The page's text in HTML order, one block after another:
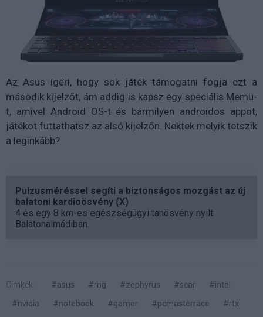
Az Asus ígéri, hogy sok játék támogatni fogja ezt a
második kijelzőt, ám addig is kapsz egy speciális Memu-
t, amivel Android OS-t és bármilyen androidos appot,
játékot futtathatsz az alsó kijelzőn. Nektek melyik tetszik
a leginkább?
Pulzusméréssel segíti a biztonságos mozgást az új
balatoni kardioösvény (X)
4 és egy 8 km-es egészségügyi tanösvény nyílt
Balatonalmádiban.
Címkék: #asus #rog #zephyrus #scar
#intel
#nvidia
#notebook #gamer #pcmasterrace
#rtx